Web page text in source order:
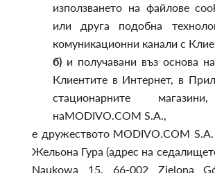
използването на файлове
или друга подобна
комуникационни канали с
б) и получавани въз основа
Клиентите в Интернет, в
стационарните
наMODIVO.COM S.A.,
е дружеството MODIVO.COM
Жельона Гура (адрес на
Naukowa 15, 66-002 Zielona